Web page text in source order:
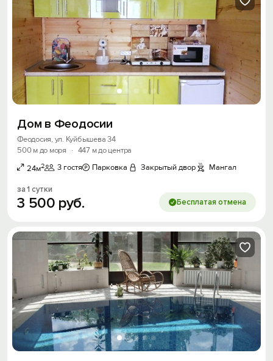
Дом в Феодосии
Феодосия, ул. Куйбышева 34
500 м до моря
· 447 м до центра
24м2 3 гостя Парковка Закрытый двор Мангал
за 1 сутки
3 500 руб. Бесплатая отмена